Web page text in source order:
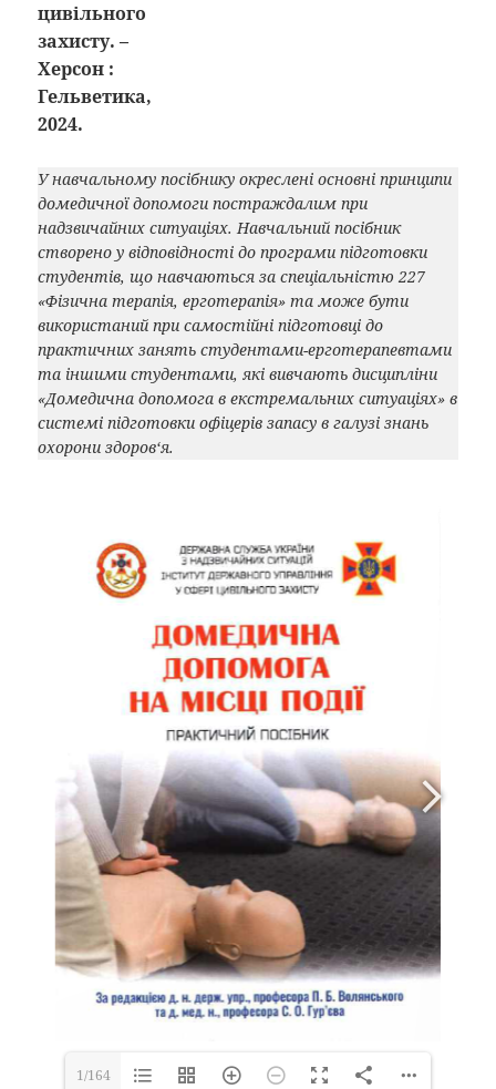
цивільного
захисту. –
Херсон :
Гельветика,
2024.
У навчальному посібнику окреслені основні принципи
домедичної допомоги постраждалим при
надзвичайних ситуаціях. Навчальний посібник
створено у відповідності до програми підготовки
студентів, що навчаються за спеціальністю 227
«Фізична терапія, ерготерапія» та може бути
використаний при самостійні підготовці до
практичних занять студентами-ерготерапевтами
та іншими студентами, які вивчають дисципліни
«Домедична допомога в екстремальних ситуаціях» в
системі підготовки офіцерів запасу в галузі знань
охорони здоров‘я.
1/164